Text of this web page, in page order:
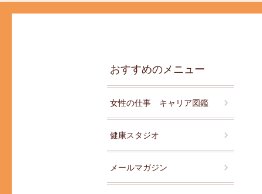
おすすめのメニュー
女性の仕事 キャリア図鑑
健康スタジオ
メールマガジン